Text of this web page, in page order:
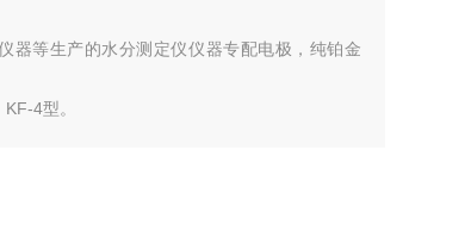
器等生产的水分测定仪仪器专配电极，纯铂金
4型。